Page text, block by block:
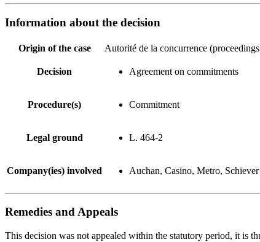
Information about the decision
Origin of the case Autorité de la concurrence
Decision Agreement on commitments
Procedure(s) Commitment
Legal ground L. 464-2
Company(ies) involved Auchan, Casino, Metro, Schiever
Remedies and Appeals
This decision was not appealed within the statutory period, it is